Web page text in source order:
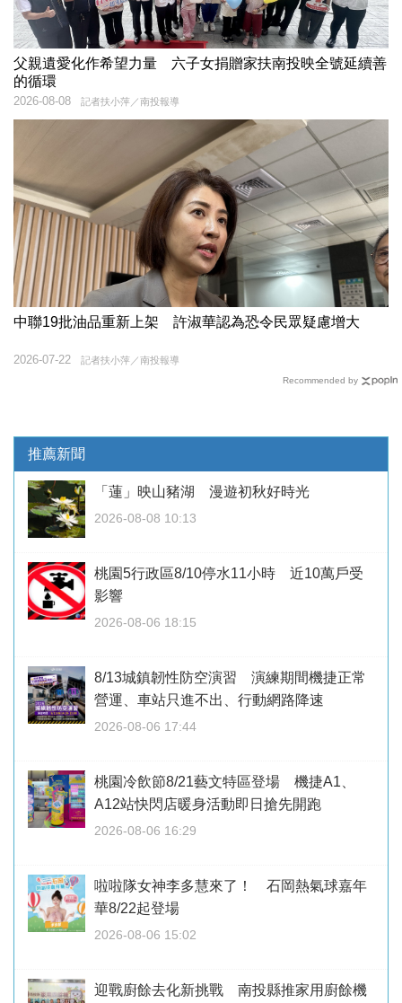
父親遺愛化作希望力量 六子女捐贈家扶南投映全號延續善
的循環
記者扶小萍／南投報導
2026-08-08
中聯19批油品重新上架 許淑華認為恐令民眾疑慮增大
記者扶小萍／南投報導
2026-07-22
Recommended by
推薦新聞
「蓮」映山豬湖 漫遊初秋好時光
2026-08-08 10:13
桃園5行政區8/10停水11小時 近10萬戶受
影響
2026-08-06 18:15
8/13城鎮韌性防空演習 演練期間機捷正常
營運、車站只進不出、行動網路降速
2026-08-06 17:44
桃園冷飲節8/21藝文特區登場 機捷A1、
A12站快閃店暖身活動即日搶先開跑
2026-08-06 16:29
啦啦隊女神李多慧來了！ 石岡熱氣球嘉年
華8/22起登場
2026-08-06 15:02
迎戰廚餘去化新挑戰 南投縣推家用廚餘機